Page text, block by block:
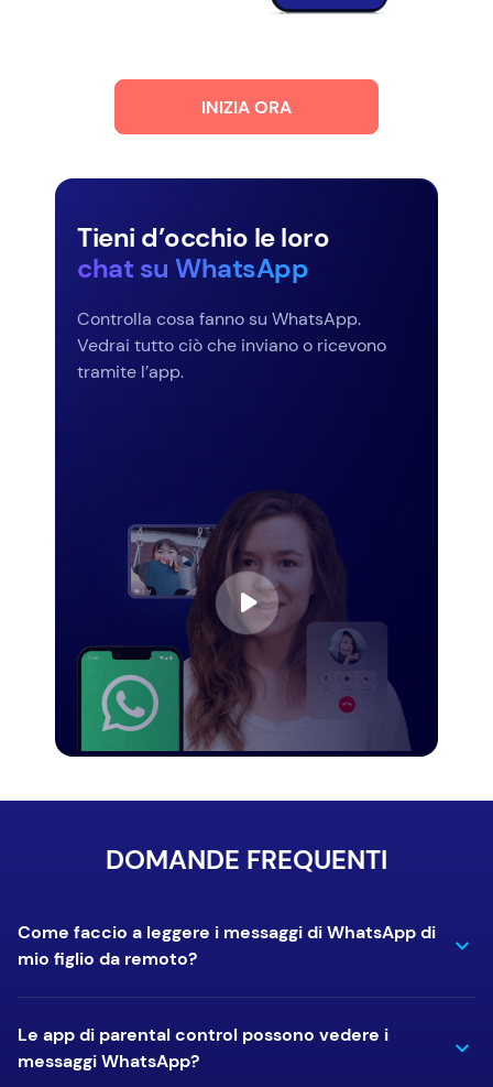
INIZIA ORA
Tieni d’occhio le loro
chat su WhatsApp
Controlla cosa fanno su WhatsApp.
Vedrai tutto ciò che inviano o ricevono
tramite l’app.
DOMANDE FREQUENTI
Come faccio a leggere i messaggi di WhatsApp di
mio figlio da remoto?
Le app di parental control possono vedere i
messaggi WhatsApp?